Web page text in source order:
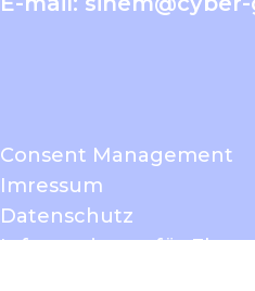
Consent Management
Imressum
Datenschutz
Informationen für Eltern